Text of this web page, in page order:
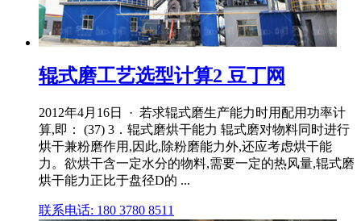
辊式磨工艺选型计算2 豆丁网
2012年4月16日 · 若求辊式磨生产能力时用配用功率计
算,即： (37) 3．辊式磨烘干能力 辊式磨对物料同时进行
烘干兼粉磨作用,因此,除粉磨能力外,还应考虑烘干能
力。欲烘干含一定水分的物料,需要一定的热风量,辊式磨
烘干能力正比于盘径D的 ...
联系电话: 180 3780 8511